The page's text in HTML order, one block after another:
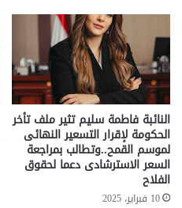
النائبة فاطمة سليم تثير ملف تأخر
الحكومة لإقرار التسعير النهائى
لموسم القمح..وتطالب بمراجعة
السعر الاسترشادى دعما لحقوق
الفلاح
10 فبراير، 2025